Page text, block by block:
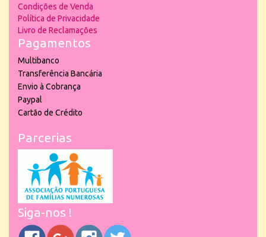
Condições de Venda
Política de Privacidade
Livro de Reclamações
Pagamentos
Multibanco
Transferência Bancária
Envio à Cobrança
Paypal
Cartão de Crédito
Parcerias
Siga-nos !